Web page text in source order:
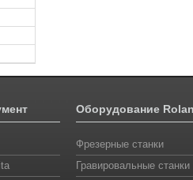
Оборудование
Фрезерные станки
Гравировальные станки